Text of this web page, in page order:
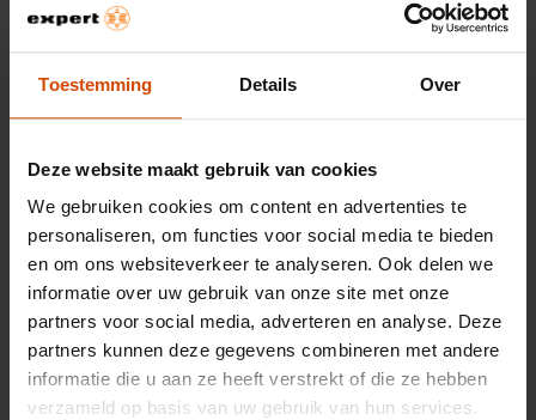
Toestemming Details Over
Deze website maakt gebruik van cookies
We gebruiken cookies om content en advertenties te
personaliseren, om functies voor social media te bieden
en om ons websiteverkeer te analyseren. Ook delen we
informatie over uw gebruik van onze site met onze
partners voor social media, adverteren en analyse. Deze
partners kunnen deze gegevens combineren met andere
informatie die u aan ze heeft verstrekt of die ze hebben
verzameld op basis van uw gebruik van hun services.
tv ophangen? Let er dan wel goed op dat je de juiste
muurbeugel koopt of laat je informeren bij de
winkel bij jou in de buurt.
Vind je het spannend om zo'n dure tv zelf op te hangen? Of
heb je er simpelweg geen zin in? Geen probleem. Met de
hem in zoals jij dat het liefste hebt. En we gaan pas weg als
jij tevreden bent.
Veelgestelde vragen over Panasonic-tv's
Als tv-expert weten we natuurlijk ook alles over Panasonic-
televisies. En onze kennis delen we graag zodat jij de beste
keuze kan maken. Daarom hebben we de meestgestelde
vragen over Panasonic-tv's hier alvast voor jou beantwoord.